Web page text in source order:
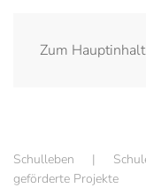
Zum
Schulleben
geförderte Projekte